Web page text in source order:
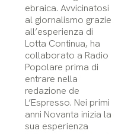
ebraica. Avvicinatosi
al giornalismo grazie
all’esperienza di
Lotta Continua, ha
collaborato a Radio
Popolare prima di
entrare nella
redazione de
L’Espresso. Nei primi
anni Novanta inizia la
sua esperienza